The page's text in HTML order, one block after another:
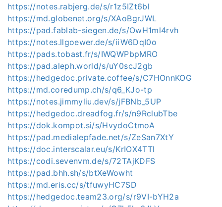
https://notes.rabjerg.de/s/r1z5IZt6bl
https://md.globenet.org/s/XAoBgrJWL
https://pad.fablab-siegen.de/s/OwH1ml4rvh
https://notes.llgoewer.de/s/iiW6DqI0o
https://pads.tobast.fr/s/IWQWPbpMRO
https://pad.aleph.world/s/uY0scJ2gb
https://hedgedoc.private.coffee/s/C7HOnnKOG
https://md.coredump.ch/s/q6_KJo-tp
https://notes.jimmyliu.dev/s/jFBNb_5UP
https://hedgedoc.dreadfog.fr/s/n9RclubTbe
https://dok.kompot.si/s/HvydoCtmoA
https://pad.medialepfade.net/s/ZeSan7XtY
https://doc.interscalar.eu/s/KrIOX4TTl
https://codi.sevenvm.de/s/72TAjKDFS
https://pad.bhh.sh/s/btXeWowht
https://md.eris.cc/s/tfuwyHC7SD
https://hedgedoc.team23.org/s/r9VI-bYH2a